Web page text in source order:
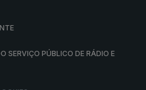
SERVIÇO PÚBLICO DE RÁDIO E